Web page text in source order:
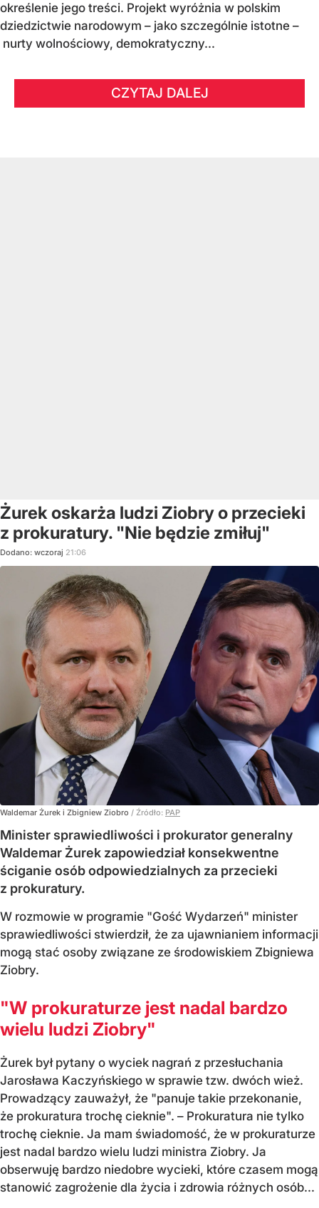
określenie jego treści. Projekt wyróżnia w polskim
dziedzictwie narodowym – jako szczególnie istotne –
nurty wolnościowy, demokratyczny...
CZYTAJ DALEJ
Żurek oskarża ludzi Ziobry o przecieki
z prokuratury. "Nie będzie zmiłuj"
Dodano: wczoraj 21:06
Waldemar Żurek i Zbigniew Ziobro / Źródło: PAP
Minister sprawiedliwości i prokurator generalny
Waldemar Żurek zapowiedział konsekwentne
ściganie osób odpowiedzialnych za przecieki
z prokuratury.
W rozmowie w programie "Gość Wydarzeń" minister
sprawiedliwości stwierdził, że za ujawnianiem informacji
mogą stać osoby związane ze środowiskiem Zbigniewa
Ziobry.
"W prokuraturze jest nadal bardzo
wielu ludzi Ziobry"
Żurek był pytany o wyciek nagrań z przesłuchania
Jarosława Kaczyńskiego w sprawie tzw. dwóch wież.
Prowadzący zauważył, że "panuje takie przekonanie,
że prokuratura trochę cieknie". – Prokuratura nie tylko
trochę cieknie. Ja mam świadomość, że w prokuraturze
jest nadal bardzo wielu ludzi ministra Ziobry. Ja
obserwuję bardzo niedobre wycieki, które czasem mogą
stanowić zagrożenie dla życia i zdrowia różnych osób...